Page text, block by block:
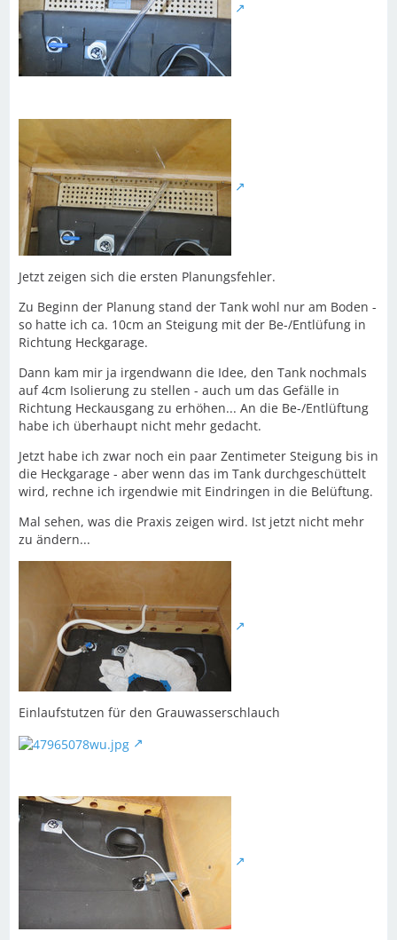
Jetzt zeigen sich die ersten Planungsfehler.
Zu Beginn der Planung stand der Tank wohl nur am Boden -
so hatte ich ca. 10cm an Steigung mit der Be-/Entlüfung in
Richtung Heckgarage.
Dann kam mir ja irgendwann die Idee, den Tank nochmals
auf 4cm Isolierung zu stellen - auch um das Gefälle in
Richtung Heckausgang zu erhöhen... An die Be-/Entlüftung
habe ich überhaupt nicht mehr gedacht.
Jetzt habe ich zwar noch ein paar Zentimeter Steigung bis in
die Heckgarage - aber wenn das im Tank durchgeschüttelt
wird, rechne ich irgendwie mit Eindringen in die Belüftung.
Mal sehen, was die Praxis zeigen wird. Ist jetzt nicht mehr
zu ändern...
Einlaufstutzen für den Grauwasserschlauch